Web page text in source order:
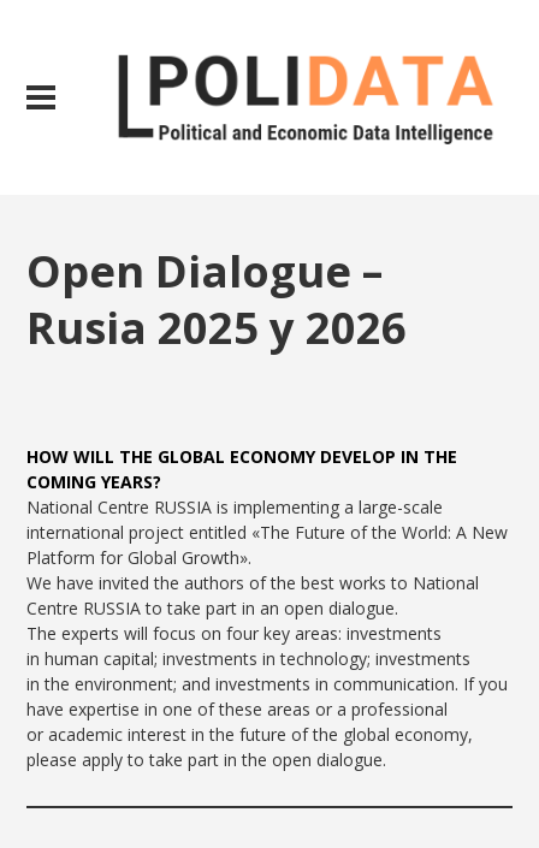
Open Dialogue –
Rusia 2025 y 2026
HOW WILL THE GLOBAL ECONOMY DEVELOP IN THE
COMING YEARS?
National Centre RUSSIA is implementing a large-scale
international project entitled «The Future of the World: A New
Platform for Global Growth».
We have invited the authors of the best works to National
Centre RUSSIA to take part in an open dialogue.
The experts will focus on four key areas: investments
in human capital; investments in technology; investments
in the environment; and investments in communication. If you
have expertise in one of these areas or a professional
or academic interest in the future of the global economy,
please apply to take part in the open dialogue.